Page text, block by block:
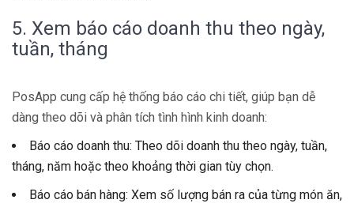
5. Xem báo cáo doanh thu theo ngày,
tuần, tháng
PosApp cung cấp hệ thống báo cáo chi tiết, giúp bạn dễ
dàng theo dõi và phân tích tình hình kinh doanh:
Báo cáo doanh thu: Theo dõi doanh thu theo ngày, tuần,
tháng, năm hoặc theo khoảng thời gian tùy chọn.
Báo cáo bán hàng: Xem số lượng bán ra của từng món ăn,